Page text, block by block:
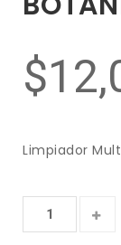
Limpiador